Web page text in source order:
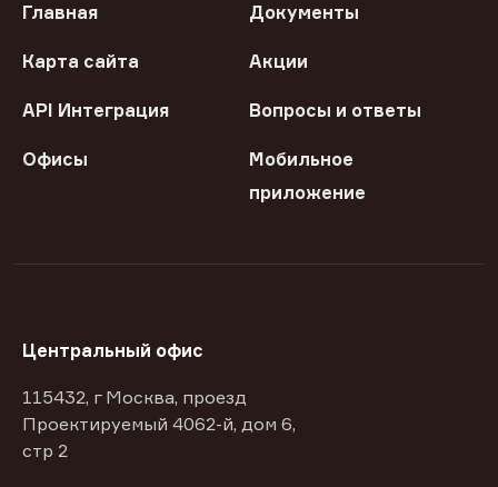
Главная Документы
Карта сайта Акции
API Интеграция Вопросы и ответы
Офисы
Мобильное
приложение
Центральный офис
115432, г Москва, проезд
Проектируемый 4062-й, дом 6,
стр 2